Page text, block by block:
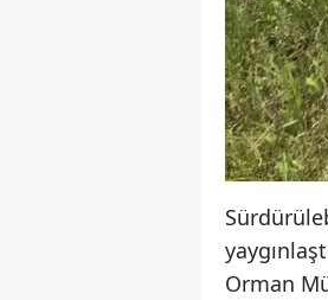
Orman